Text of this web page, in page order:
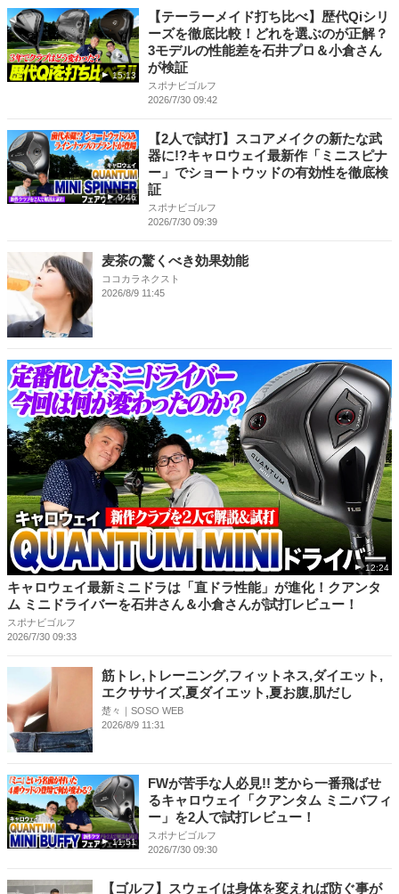
15:13
【テーラーメイド打ち比べ】歴代Qiシリ
ーズを徹底比較！どれを選ぶのが正解？
3モデルの性能差を石井プロ＆小倉さん
が検証
スポナビゴルフ
2026/7/30 09:42
9:46
【2人で試打】スコアメイクの新たな武
器に!?キャロウェイ最新作「ミニスピナ
ー」でショートウッドの有効性を徹底検
証
スポナビゴルフ
2026/7/30 09:39
麦茶の驚くべき効果効能
ココカラネクスト
2026/8/9 11:45
12:24
キャロウェイ最新ミニドラは「直ドラ性能」が進化！クアンタ
ム ミニドライバーを石井さん＆小倉さんが試打レビュー！
スポナビゴルフ
2026/7/30 09:33
筋トレ,トレーニング,フィットネス,ダイエット,
エクササイズ,夏ダイエット,夏お腹,肌だし
楚々｜SOSO WEB
2026/8/9 11:31
11:51
FWが苦手な人必見!! 芝から一番飛ばせ
るキャロウェイ「クアンタム ミニバフィ
ー」を2人で試打レビュー！
スポナビゴルフ
2026/7/30 09:30
【ゴルフ】スウェイは身体を変えれば防ぐ事が